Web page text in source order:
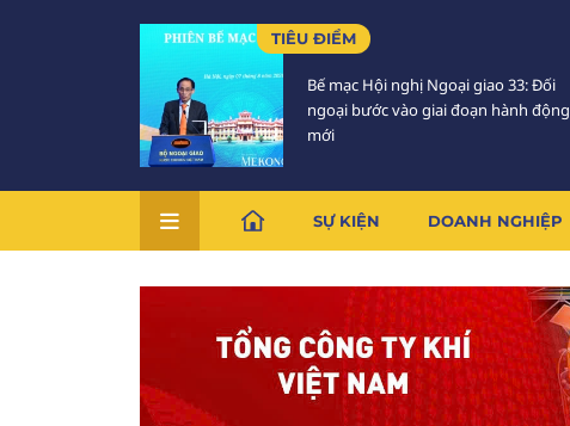
TIÊU ĐIỂM
Bế mạc Hội nghị Ngoại giao 33: Đối
ngoại bước vào giai đoạn hành động
mới
SỰ KIỆN DOANH NGHIỆP